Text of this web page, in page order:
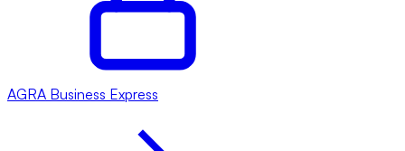
AGRA Business Express